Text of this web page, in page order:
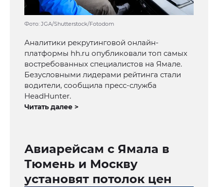
Фото: JGA/Shutterstock/Fotodom
Аналитики рекрутинговой онлайн-
платформы hh.ru опубликовали топ самых
востребованных специалистов на Ямале.
Безусловными лидерами рейтинга стали
водители, сообщила пресс-служба
HeadHunter.
Читать далее >
Авиарейсам с Ямала в
Тюмень и Москву
установят потолок цен